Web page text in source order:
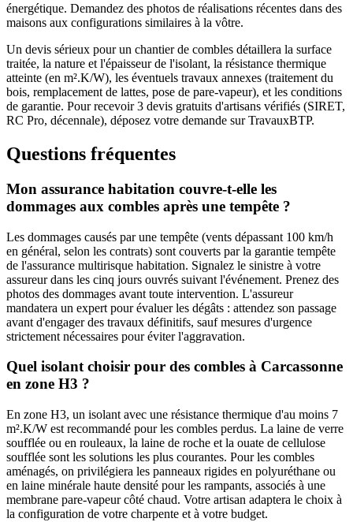
énergétique. Demandez des photos de réalisations récentes dans des
maisons aux configurations similaires à la vôtre.
Un devis sérieux pour un chantier de combles détaillera la surface
traitée, la nature et l'épaisseur de l'isolant, la résistance thermique
atteinte (en m².K/W), les éventuels travaux annexes (traitement du
bois, remplacement de lattes, pose de pare-vapeur), et les conditions
de garantie. Pour recevoir 3 devis gratuits d'artisans vérifiés (SIRET,
RC Pro, décennale), déposez votre demande sur TravauxBTP.
Questions fréquentes
Mon assurance habitation couvre-t-elle les
dommages aux combles après une tempête ?
Les dommages causés par une tempête (vents dépassant 100 km/h
en général, selon les contrats) sont couverts par la garantie tempête
de l'assurance multirisque habitation. Signalez le sinistre à votre
assureur dans les cinq jours ouvrés suivant l'événement. Prenez des
photos des dommages avant toute intervention. L'assureur
mandatera un expert pour évaluer les dégâts : attendez son passage
avant d'engager des travaux définitifs, sauf mesures d'urgence
strictement nécessaires pour éviter l'aggravation.
Quel isolant choisir pour des combles à Carcassonne
en zone H3 ?
En zone H3, un isolant avec une résistance thermique d'au moins 7
m².K/W est recommandé pour les combles perdus. La laine de verre
soufflée ou en rouleaux, la laine de roche et la ouate de cellulose
soufflée sont les solutions les plus courantes. Pour les combles
aménagés, on privilégiera les panneaux rigides en polyuréthane ou
en laine minérale haute densité pour les rampants, associés à une
membrane pare-vapeur côté chaud. Votre artisan adaptera le choix à
la configuration de votre charpente et à votre budget.